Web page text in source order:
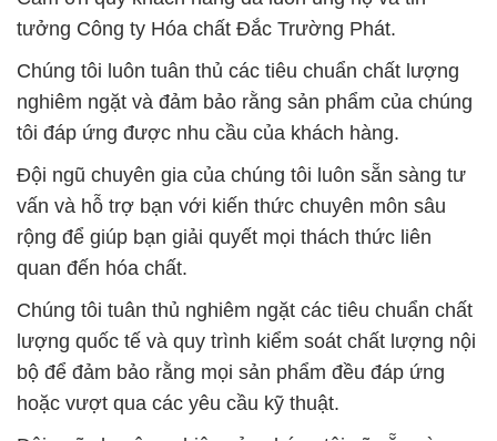
tưởng Công ty Hóa chất Đắc Trường Phát.
Chúng tôi luôn tuân thủ các tiêu chuẩn chất lượng
nghiêm ngặt và đảm bảo rằng sản phẩm của chúng
tôi đáp ứng được nhu cầu của khách hàng.
Đội ngũ chuyên gia của chúng tôi luôn sẵn sàng tư
vấn và hỗ trợ bạn với kiến thức chuyên môn sâu
rộng để giúp bạn giải quyết mọi thách thức liên
quan đến hóa chất.
Chúng tôi tuân thủ nghiêm ngặt các tiêu chuẩn chất
lượng quốc tế và quy trình kiểm soát chất lượng nội
bộ để đảm bảo rằng mọi sản phẩm đều đáp ứng
hoặc vượt qua các yêu cầu kỹ thuật.